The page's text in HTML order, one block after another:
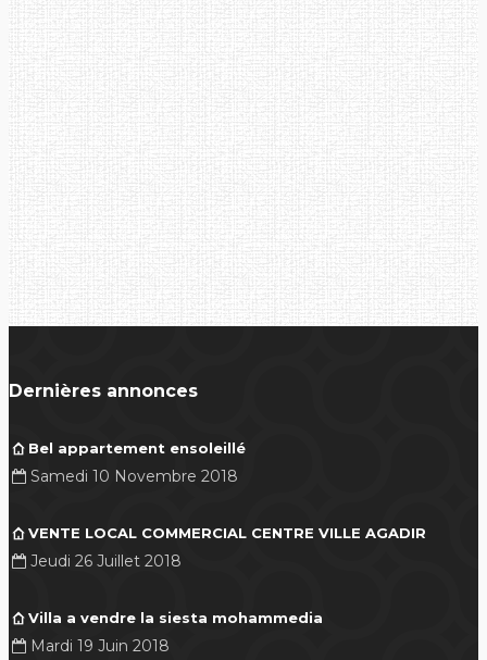
Dernières annonces
Bel appartement ensoleillé
Samedi 10 Novembre 2018
VENTE LOCAL COMMERCIAL CENTRE VILLE AGADIR
Jeudi 26 Juillet 2018
Villa a vendre la siesta mohammedia
Mardi 19 Juin 2018